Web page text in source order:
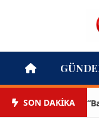
SON DAKİKA“Bana